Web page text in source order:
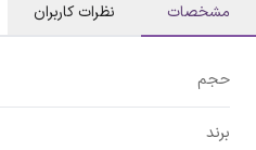
مشخصات نظرات کاربران
حجم
برند